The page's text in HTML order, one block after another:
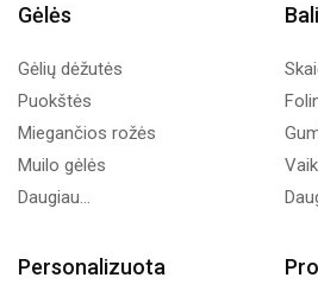
Gėlės
Gėlių dėžutės
Puokštės
Miegančios rožės
Muilo gėlės
Daugiau...
Personalizuota